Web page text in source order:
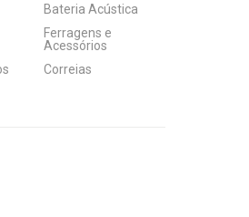
Bateria Acústica
Ferragens e
Acessórios
Correias